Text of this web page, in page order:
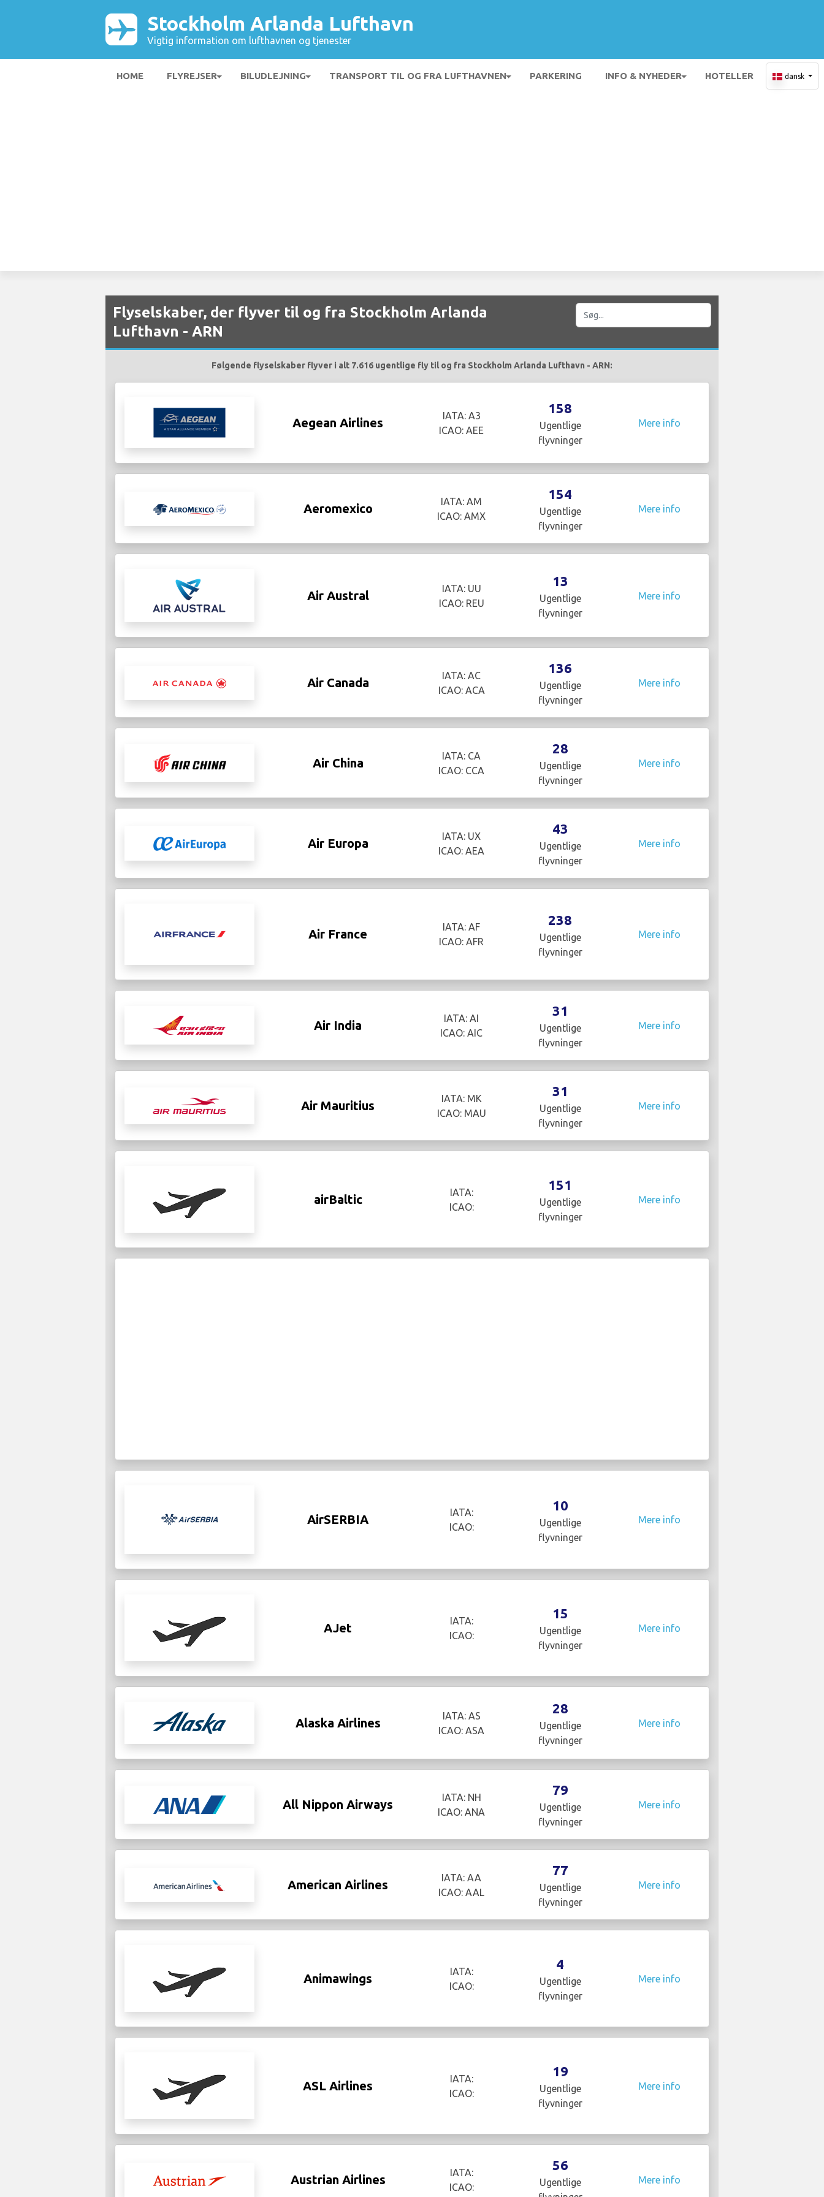
Stockholm Arlanda Lufthavn
Vigtig information om lufthavnen og tjenester
HOME FLYREJSER BILUDLEJNING TRANSPORT TIL OG FRA LUFTHAVNEN PARKERING INFO & NYHEDER HOTELLER dansk
Flyselskaber, der flyver til og fra Stockholm Arlanda
Lufthavn - ARN
Følgende flyselskaber flyver i alt 7.616 ugentlige fly til og fra Stockholm Arlanda Lufthavn - ARN:
Aegean Airlines
IATA: A3
ICAO: AEE
158
Ugentlige
flyvninger
Mere info
Aeromexico
IATA: AM
ICAO: AMX
154
Ugentlige
flyvninger
Mere info
Air Austral
IATA: UU
ICAO: REU
13
Ugentlige
flyvninger
Mere info
Air Canada
IATA: AC
ICAO: ACA
136
Ugentlige
flyvninger
Mere info
Air China
IATA: CA
ICAO: CCA
28
Ugentlige
flyvninger
Mere info
Air Europa
IATA: UX
ICAO: AEA
43
Ugentlige
flyvninger
Mere info
Air France
IATA: AF
ICAO: AFR
238
Ugentlige
flyvninger
Mere info
Air India
IATA: AI
ICAO: AIC
31
Ugentlige
flyvninger
Mere info
Air Mauritius
IATA: MK
ICAO: MAU
31
Ugentlige
flyvninger
Mere info
airBaltic
IATA:
ICAO:
151
Ugentlige
flyvninger
Mere info
AirSERBIA
IATA:
ICAO:
10
Ugentlige
flyvninger
Mere info
AJet
IATA:
ICAO:
15
Ugentlige
flyvninger
Mere info
Alaska Airlines
IATA: AS
ICAO: ASA
28
Ugentlige
flyvninger
Mere info
All Nippon Airways
IATA: NH
ICAO: ANA
79
Ugentlige
flyvninger
Mere info
American Airlines
IATA: AA
ICAO: AAL
77
Ugentlige
flyvninger
Mere info
Animawings
IATA:
ICAO:
4
Ugentlige
flyvninger
Mere info
ASL Airlines
IATA:
ICAO:
19
Ugentlige
flyvninger
Mere info
Austrian Airlines
IATA:
ICAO:
56
Ugentlige
Mere info